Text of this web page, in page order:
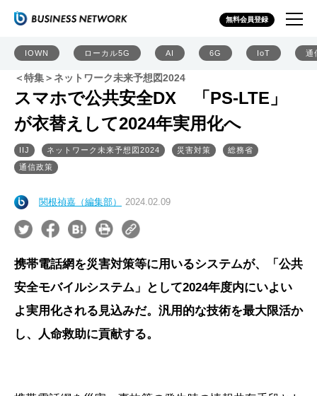
無料会員登録
IOWN ローカル5G AI 6G IoT 通
＜特集＞ネットワーク未来予想図2024
スマホで公共安全DX 「PS-LTE」
が衣替えして2024年実用化へ
IIJ ネットワーク未来予想図2024 災害対策
総務省
通信政策
関根禎嘉（編集部） 2024.02.09
携帯電話網を災害対策等に用いるシステムが、「公共
安全モバイルシステム」として2024年度内にいよい
よ実用化される見込みだ。汎用的な技術を最大限活か
し、人命救助に貢献する。